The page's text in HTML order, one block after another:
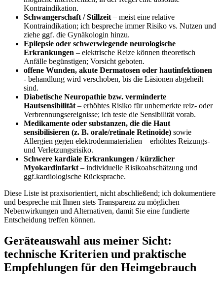
Kontraindikation.
Schwangerschaft / Stillzeit – ‍meist eine relative
Kontraindikation; ich bespreche immer Risiko‍ vs. Nutzen⁤ und
ziehe​ ggf. die‍ Gynäkologin hinzu.
Epilepsie ​oder schwerwiegende neurologische
Erkrankungen – elektrische Reize können theoretisch
Anfälle begünstigen; Vorsicht geboten.
offene‌ Wunden,⁤ akute Dermatosen oder‌ hautinfektionen
-​ behandlung wird verschoben, bis die Läsionen abgeheilt
sind.
Diabetische Neuropathie bzw. verminderte
⁣Hautsensibilität – erhöhtes Risiko für ⁤unbemerkte reiz- oder
Verbrennungsereignisse; ‌ich teste die Sensibilität ‍vorab.
Medikamente​ oder substanzen, die die Haut
sensibilisieren (z. ⁤B. orale/retinale ⁤Retinoide) sowie
Allergien ​gegen elektrodenmaterialien‍ – erhöhtes Reizungs-
und Verletzungsrisiko.
Schwere‌ kardiale Erkrankungen / kürzlicher
⁤Myokardinfarkt – individuelle Risikoabschätzung und
‌ggf.kardiologische Rücksprache.
Diese ⁣Liste ⁤ist praxisorientiert, nicht abschließend; ich dokumentiere
und‍ bespreche mit⁣ Ihnen stets Transparenz zu möglichen⁣
Nebenwirkungen‌ und Alternativen, ⁣damit Sie eine fundierte
Entscheidung treffen können.
Geräteauswahl aus meiner ‍Sicht:
technische Kriterien⁤ und praktische
Empfehlungen‍ für ⁤den Heimgebrauch